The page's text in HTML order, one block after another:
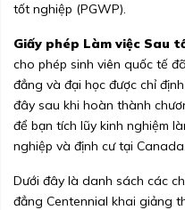
tốt nghiệp (PGWP).
Giấy phép Làm việc Sau
cho phép sinh viên quốc tế
đẳng và đại học được chỉ
đây sau khi hoàn thành
để bạn tích lũy kinh nghiệm
nghiệp và định cư tại Canada.
Dưới đây là danh sách các
đẳng Centennial khai giảng